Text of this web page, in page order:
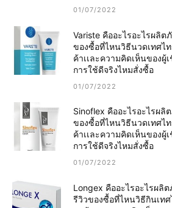
01/07/2022
Variste คืออะไรอะไรผลิ
ของซื้อที่ไหนวิธีนวดเทศไ
ค้าเเละความคิดเห็นของ
การใช้ดีจริงไหมสั่งซื้อ
01/07/2022
Sinoflex คืออะไรอะไรผ
ของซื้อที่ไหนวิธีนวดเทศไ
ค้าเเละความคิดเห็นของ
การใช้ดีจริงไหมสั่งซื้อ
01/07/2022
Longex คืออะไรอะไรผ
รีวิวของซื้อที่ไหนวิธีกินเท